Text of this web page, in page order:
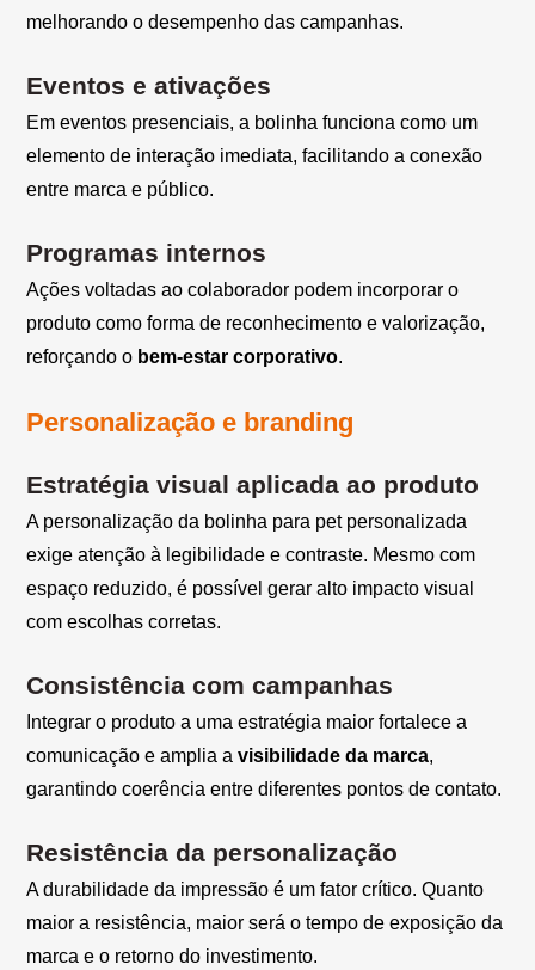
melhorando o desempenho das campanhas.
Eventos e ativações
Em eventos presenciais, a bolinha funciona como um
elemento de interação imediata, facilitando a conexão
entre marca e público.
Programas internos
Ações voltadas ao colaborador podem incorporar o
produto como forma de reconhecimento e valorização,
reforçando o bem-estar corporativo.
Personalização e branding
Estratégia visual aplicada ao produto
A personalização da bolinha para pet personalizada
exige atenção à legibilidade e contraste. Mesmo com
espaço reduzido, é possível gerar alto impacto visual
com escolhas corretas.
Consistência com campanhas
Integrar o produto a uma estratégia maior fortalece a
comunicação e amplia avisibilidade da marca,
garantindo coerência entre diferentes pontos de contato.
Resistência da personalização
A durabilidade da impressão é um fator crítico. Quanto
maior a resistência, maior será o tempo de exposição da
marca e o retorno do investimento.